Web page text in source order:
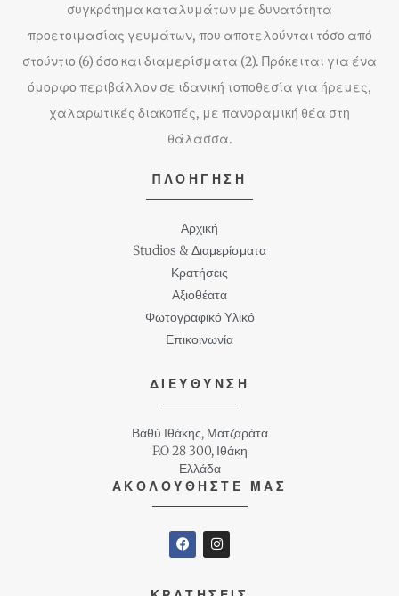
συγκρότημα καταλυμάτων με δυνατότητα
προετοιμασίας γευμάτων, που αποτελούνται τόσο από
στούντιο (6) όσο και διαμερίσματα (2). Πρόκειται για ένα
όμορφο περιβάλλον σε ιδανική τοποθεσία για ήρεμες,
χαλαρωτικές διακοπές, με πανοραμική θέα στη
θάλασσα.
ΠΛΟΉΓΗΣΗ
Αρχική
Studios & Διαμερίσματα
Κρατήσεις
Αξιοθέατα
Φωτογραφικό Υλικό
Επικοινωνία
ΔΙΕΥΘΥΝΣΗ
Βαθύ Ιθάκης, Ματζαράτα
P.O 28 300, Ιθάκη
Ελλάδα
ΑΚΟΛΟΥΘΗΣΤΕ ΜΑΣ